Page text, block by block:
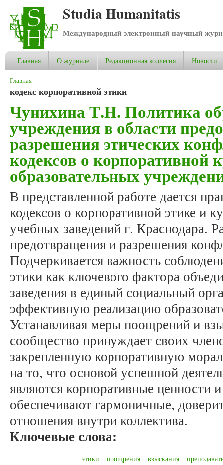
Studia Humanitatis
Международный электронный научный
Главная О журнале Редакционная коллегия Новости
Вы здесь
Главная
кодекс корпоративной этики
Чунихина Т.Н. Политика
учреждения в области
разрешения этических
кодексов о корпоративной
образовательных
В представленной работе дается
кодексов о корпоративной этике и
учебных заведений г. Краснодара.
предотвращения и разрешения
Подчеркивается важность
этики как ключевого фактора
заведения в единый социальный
эффективную реализацию
Устанавливая меры поощрений и
сообщество принуждает своих
закрепленную корпоративную
на то, что основой успешной
являются корпоративные ценности
обеспечивают гармоничные,
отношения внутри коллектива.
Ключевые слова:
этики поощрения взыскания